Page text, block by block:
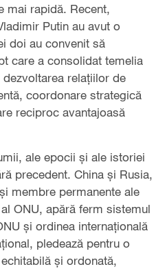
mai rapidă. Recent,
Putin au avut o
doi au convenit să
care a consolidat temelia
relațiilor de
coordonare strategică
reciproc avantajoasă
ale epocii și ale istoriei
precedent. China și Rusia,
membre permanente ale
ONU, apără ferm sistemul
și ordinea internațională
pledează pentru o
și ordonată,